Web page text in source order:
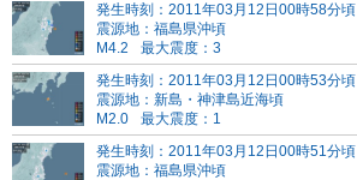
発生時刻：2011年03月12日00時58分頃
震源地：福島県沖頃
M4.2
最大震度：3
発生時刻：2011年03月12日00時53分頃
震源地：新島・神津島近海頃
M2.0
最大震度：1
発生時刻：2011年03月12日00時51分頃
震源地：福島県沖頃